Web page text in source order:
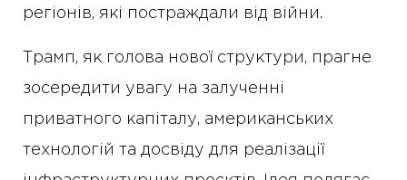
регіонів, які постраждали від війни.
Трамп, як голова нової структури, прагне
зосередити увагу на залученні
приватного капіталу, американських
технологій та досвіду для реалізації